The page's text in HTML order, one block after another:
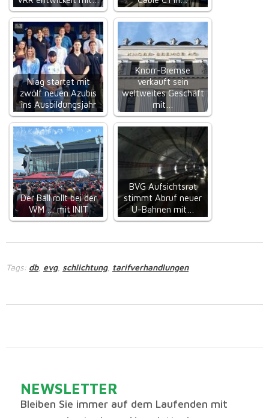
Niag startet mit
zwölf neuen Azubis
ins Ausbildungsjahr
Knorr-Bremse
verkauft sein
weltweites Geschäft
mit…
Der Ball rollt bei der
WM … mit INIT
BVG Aufsichtsrat
stimmt Abruf neuer
U-Bahnen mit…
Tags: db, evg, schlichtung, tarifverhandlungen
NEWSLETTER
Bleiben Sie immer auf dem Laufenden mit